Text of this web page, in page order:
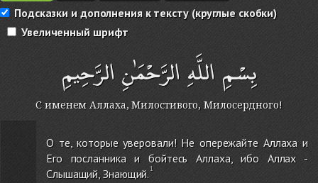
Подсказки и дополнения к тексту (круглые скобки)
Увеличенный шрифт
بِسْمِ اللَّهِ الرَّحْمَٰنِ الرَّحِيمِ
С именем Аллаха, Милостивого, Милосердного!
О те, которые уверовали! Не опережайте Аллаха и
Его посланника и бойтесь Аллаха, ибо Аллах -
Слышащий, Знающий.